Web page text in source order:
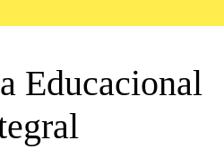
Educacional